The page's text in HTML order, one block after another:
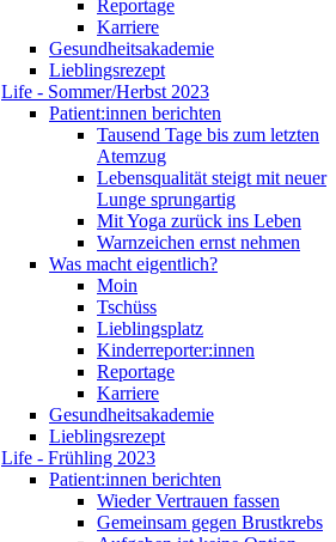
Reportage
Karriere
Gesundheitsakademie
Lieblingsrezept
Life - Sommer/Herbst 2023
Patient:innen berichten
Tausend Tage bis zum letzten
Atemzug
Lebensqualität steigt mit neuer
Lunge sprungartig
Mit Yoga zurück ins Leben
Warnzeichen ernst nehmen
Was macht eigentlich?
Moin
Tschüss
Lieblingsplatz
Kinderreporter:innen
Reportage
Karriere
Gesundheitsakademie
Lieblingsrezept
Life - Frühling 2023
Patient:innen berichten
Wieder Vertrauen fassen
Gemeinsam gegen Brustkrebs